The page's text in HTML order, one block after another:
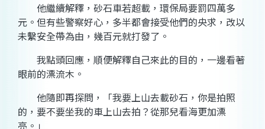
他繼續解釋，砂石車若超載，環保局要罰四萬多
元。但有些警察好心，多半都會接受他們的央求，改以
未繫安全帶為由，幾百元就打發了。
我點頭回應，順便解釋自己來此的目的，一邊看著
眼前的漂流木。
他隨即再探問，「我要上山去載砂石，你是拍照
的，要不要坐我的車上山去拍？從那兒看海更加漂
亮。」